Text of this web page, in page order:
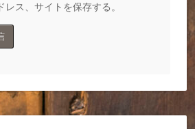
ス、サイトを保存する。